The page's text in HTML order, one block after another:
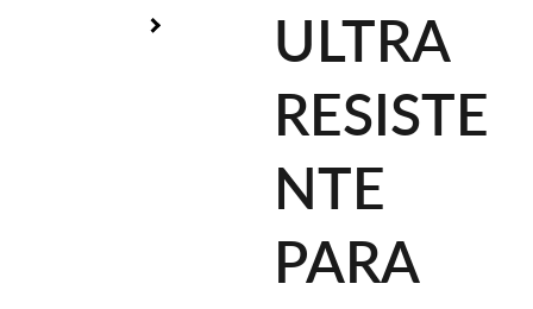
ULTRA
RESISTE
NTE
PARA